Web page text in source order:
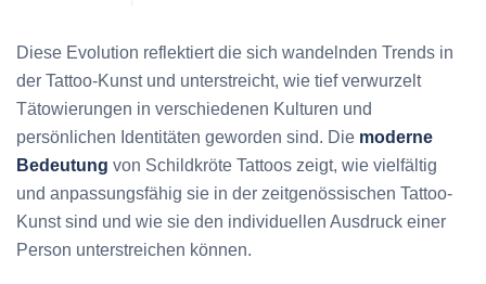
Diese Evolution reflektiert die sich wandelnden Trends in
der Tattoo-Kunst und unterstreicht, wie tief verwurzelt
Tätowierungen in verschiedenen Kulturen und
persönlichen Identitäten geworden sind. Die moderne
Bedeutung von Schildkröte Tattoos zeigt, wie vielfältig
und anpassungsfähig sie in der zeitgenössischen Tattoo-
Kunst sind und wie sie den individuellen Ausdruck einer
Person unterstreichen können.